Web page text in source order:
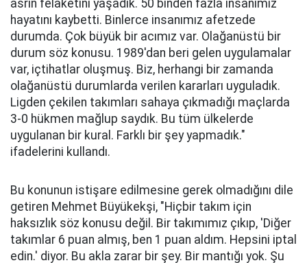
asrın felaketini yaşadık. 50 binden fazla insanımız
hayatını kaybetti. Binlerce insanımız afetzede
durumda. Çok büyük bir acımız var. Olağanüstü bir
durum söz konusu. 1989'dan beri gelen uygulamalar
var, içtihatlar oluşmuş. Biz, herhangi bir zamanda
olağanüstü durumlarda verilen kararları uyguladık.
Ligden çekilen takımları sahaya çıkmadığı maçlarda
3-0 hükmen mağlup saydık. Bu tüm ülkelerde
uygulanan bir kural. Farklı bir şey yapmadık."
ifadelerini kullandı.
Bu konunun istişare edilmesine gerek olmadığını dile
getiren Mehmet Büyükekşi, "Hiçbir takım için
haksızlık söz konusu değil. Bir takımımız çıkıp, 'Diğer
takımlar 6 puan almış, ben 1 puan aldım. Hepsini iptal
edin.' diyor. Bu akla zarar bir şey. Bir mantığı yok. Şu